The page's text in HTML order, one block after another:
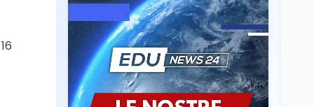
firma il patto con Asstel
per il rilancio del Siisl,
piattaforma, in
collaborazione con
l'Inps, per l'incontro tra
domanda e offerta di
lavoro
Cultura6 ago
Cinema, chiusa la fase
istruttoria: voto finale il
9 settembre in Aula. La